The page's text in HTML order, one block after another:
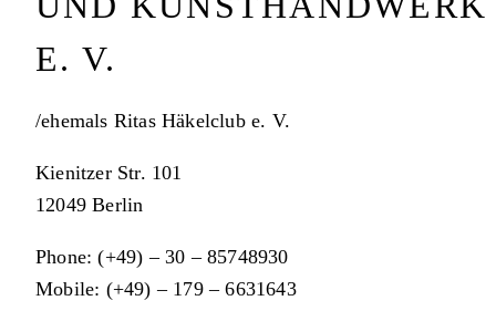
E. V.
/ehemals Ritas Häkelclub e. V.
Kienitzer Str. 101
12049 Berlin
Phone: (+49) – 30 – 85748930
Mobile: (+49) – 179 – 6631643